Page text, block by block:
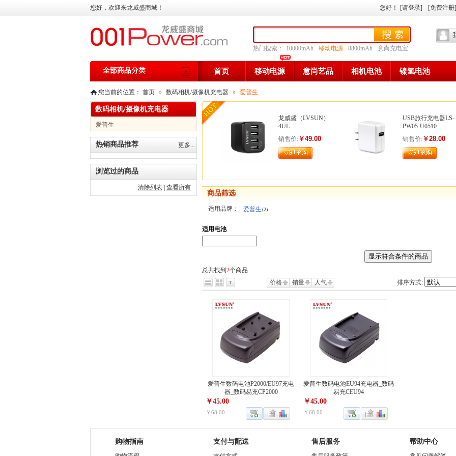
全部商品分类
您好，欢迎来龙威盛商城！
热门搜索：
10000mAh 移动电源 8800mAh 意尚充电宝
首页 移动电源 意尚艺品 相机电池 镍氢电池
您好 ！ [请登录] [免费注册]
您当前的位置： 首页 » 数码相机/摄像机充电器 » 爱普生
龙威盛（LVSUN）
4UL...
销售价: ￥49.00
USB旅行充电器LS-
PW05-U0510
销售价: ￥28.00
商品筛选
适用品牌： 爱普生(2)
适用电池
总共找到 2个商品
价格
销量 人气 排序方式:
爱普生数码电池P2000/EU97充电
器_数码易充CP2000
￥45.00
￥68.00
爱普生数码电池EU94充电器_数码
易充CEU94
￥45.00
￥68.00
数码相机/摄像机充电器
爱普生
热销商品推荐 更多...
浏览过的商品
清除列表 查看所有
购物指南 支付与配送 售后服务 帮助中心